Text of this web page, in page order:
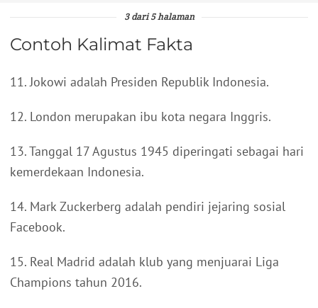
3 dari 5 halaman
Contoh Kalimat Fakta
11. Jokowi adalah Presiden Republik Indonesia.
12. London merupakan ibu kota negara Inggris.
13. Tanggal 17 Agustus 1945 diperingati sebagai hari
kemerdekaan Indonesia.
14. Mark Zuckerberg adalah pendiri jejaring sosial
Facebook.
15. Real Madrid adalah klub yang menjuarai Liga
Champions tahun 2016.